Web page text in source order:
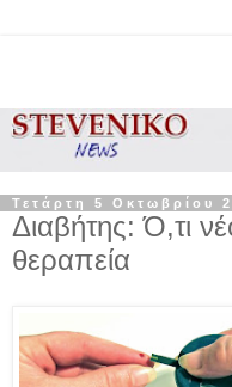
Τετάρτη 5 Οκτωβρίου
Διαβήτης: Ό,τι
θεραπεία